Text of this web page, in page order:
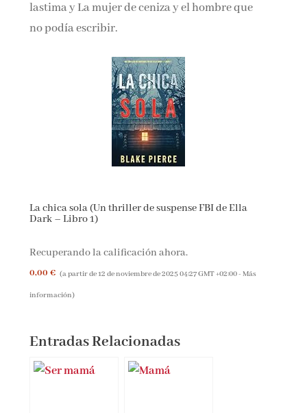
lastima y La mujer de ceniza y el hombre que
no podía escribir.
La chica sola (Un thriller de suspense FBI de Ella
Dark – Libro 1)
Recuperando la calificación ahora.
0,00 € (a partir de 12 de noviembre de 2025 04:27 GMT +02:00 -Más
información)
Entradas Relacionadas